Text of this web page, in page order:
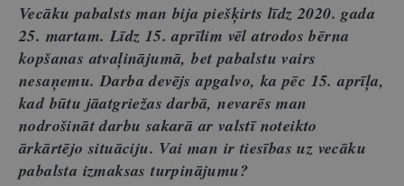
Vecāku pabalsts man bija piešķirts līdz 2020. gada
25. martam. Līdz 15. aprīlim vēl atrodos bērna
kopšanas atvaļinājumā, bet pabalstu vairs
nesaņemu. Darba devējs apgalvo, ka pēc 15. aprīļa,
kad būtu jāatgriežas darbā, nevarēs man
nodrošināt darbu sakarā ar valstī noteikto
ārkārtējo situāciju. Vai man ir tiesības uz vecāku
pabalsta izmaksas turpinājumu?